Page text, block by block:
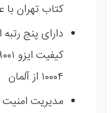
کتاب تهران با
دارای پنج
۱۰۰۰۴ از آلمان